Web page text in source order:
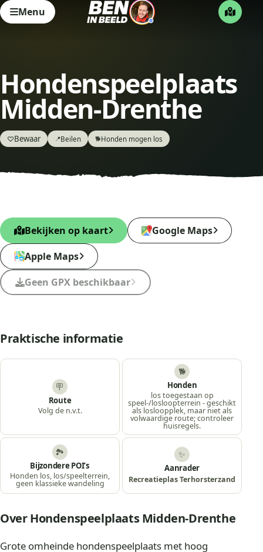
Menu
Hondenspeelplaats
Midden-Drenthe
♡Bewaar 📍Beilen 🐕Honden mogen los
Bekijken op kaart
Google Maps
Apple Maps
Geen GPX beschikbaar
Praktische informatie
🪧
Route
Volg de n.v.t.
🐕
Honden
los toegestaan op
speel-/losloopterrein - geschikt
als losloopplek, maar niet als
volwaardige route; controleer
huisregels.
🏞️
Bijzondere POI’s
Honden los, los/speelterrein,
geen klassieke wandeling
✨
Aanrader
Recreatieplas Terhorsterzand
Over Hondenspeelplaats Midden-Drenthe
Grote omheinde hondenspeelplaats met hoog